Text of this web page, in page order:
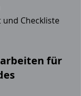
Checkliste
für